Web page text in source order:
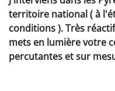
territoire national ( à
conditions ). Très
mets en lumière votre
percutantes et sur